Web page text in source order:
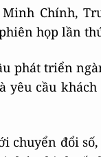
Chính,
họp lần
phát triển
yêu cầu
chuyển đổi